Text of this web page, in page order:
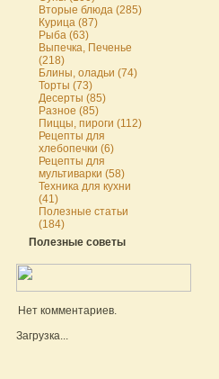
Вторые блюда (285)
Курица (87)
Рыба (63)
Выпечка, Печенье
(218)
Блины, оладьи (74)
Торты (73)
Десерты (85)
Разное (85)
Пиццы, пироги (112)
Рецепты для
хлебопечки (6)
Рецепты для
мультиварки (58)
Техника для кухни
(41)
Полезные статьи
(184)
Полезные советы
Нет комментариев.
Загрузка...